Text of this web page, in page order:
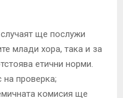
ще послужи
млади хора, така и за
етични норми.
на проверка;
комисия ще